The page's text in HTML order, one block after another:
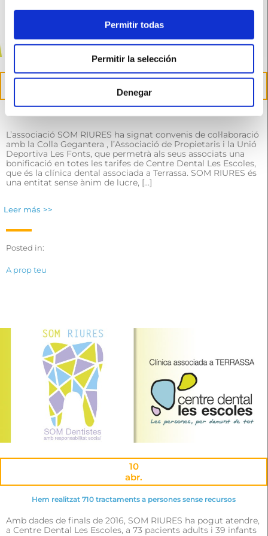
Permitir todas
Permitir la selección
Denegar
27
abr.
L’associació SOM RIURES ha signat convenis de col·laboració
amb la Colla Gegantera , l’Associació de Propietaris i la Unió
Deportiva Les Fonts, que permetrà als seus associats una
bonificació en totes les tarifes de Centre Dental Les Escoles,
que és la clínica dental associada a Terrassa. SOM RIURES és
una entitat sense ànim de lucre, […]
Leer más >>
Posted in:
A prop teu
10
abr.
Hem realitzat 710 tractaments a persones sense recursos
Amb dades de finals de 2016, SOM RIURES ha pogut atendre,
a Centre Dental Les Escoles, a 73 pacients adults i 39 infants